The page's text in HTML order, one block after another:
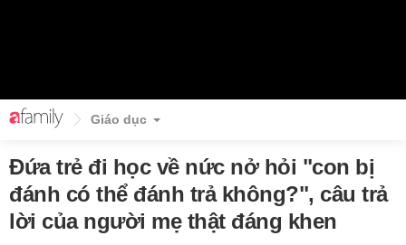
Giáo dục
Đứa trẻ đi học về nức nở hỏi "con bị
đánh có thể đánh trả không?", câu trả
lời của người mẹ thật đáng khen